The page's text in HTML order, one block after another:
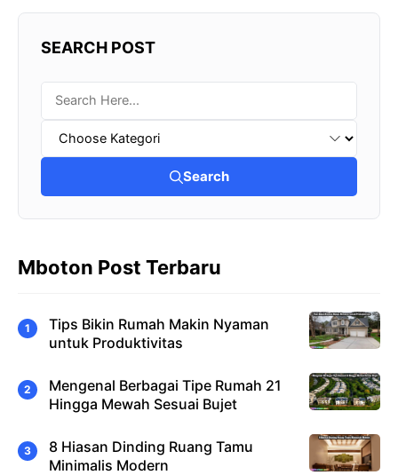
SEARCH POST
Search
Mboton Post Terbaru
Tips Bikin Rumah Makin Nyaman
untuk Produktivitas
Mengenal Berbagai Tipe Rumah 21
Hingga Mewah Sesuai Bujet
8 Hiasan Dinding Ruang Tamu
Minimalis Modern